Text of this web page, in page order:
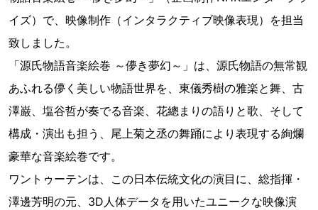
イズ）で、映像制作（インタラクティブ映像表現）を担当
致しました。
「源氏物語音楽絵巻 ～儚き夢幻～」は、源氏物語の無常観
あふれる儚く美しい物語世界を、東儀秀樹の雅楽と舞、古
澤巌、塩谷哲が奏でる音楽、花總まりの語りと歌、そして
構成・演出も担う、尾上菊之丞の舞踊により表現する絢爛
豪華な音楽絵巻です。
ワントゥーテンは、この日本伝統文化の演目に、総指揮・
澤邊芳明の元、3D人体データを用いたユニークな映像演